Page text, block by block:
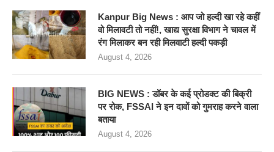
Kanpur Big News : आप जो हल्दी खा रहे कहीं
वो मिलावटी तो नहीं!, खाद्य सुरक्षा विभाग ने चावल में
रंग मिलाकर बन रही मिलवाटी हल्दी पकड़ी
August 4, 2026
BIG NEWS : डॉबर के कई प्रोडक्ट की बिक्री
पर रोक, FSSAI ने इन दावों को गुमराह करने वाला
बताया
August 4, 2026